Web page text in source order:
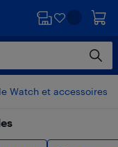
Watch et accessoires